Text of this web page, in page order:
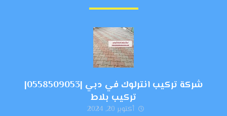
شركة تركيب انترلوك في دبي |0558509053|
تركيب بلاط
أكتوبر 20, 2024